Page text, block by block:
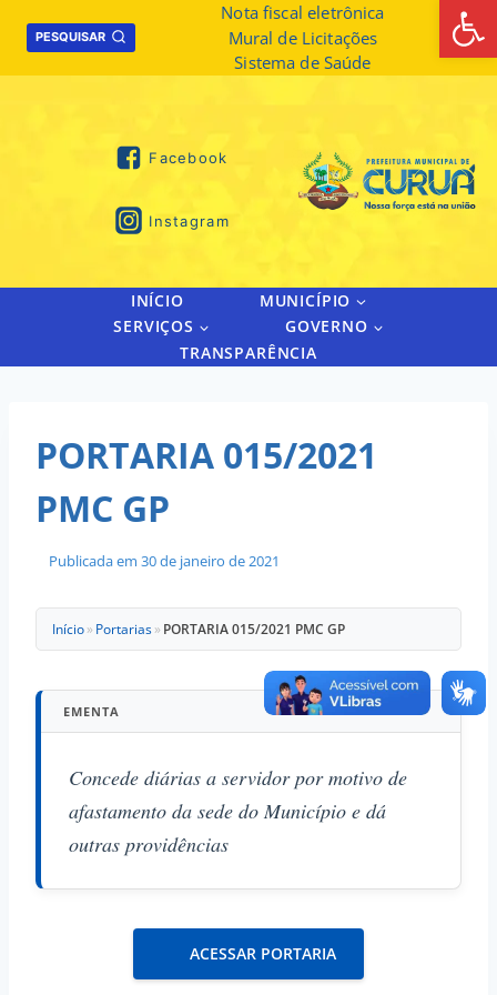
PESQUISAR
Nota fiscal eletrônica
Mural de Licitações
Sistema de Saúde
Facebook
Instagram
INÍCIO
MUNICÍPIO
SERVIÇOS
GOVERNO
TRANSPARÊNCIA
PORTARIA 015/2021
PMC GP
Publicada em 30 de janeiro de 2021
Início» Portarias» PORTARIA 015/2021 PMC GP
EMENTA
Concede diárias a servidor por motivo de
afastamento da sede do Município e dá
outras providências
ACESSAR PORTARIA